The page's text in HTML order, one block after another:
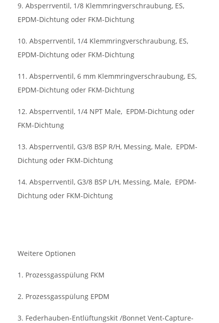
9. Absperrventil, 1/8 Klemmringverschraubung, ES,
EPDM-Dichtung oder FKM-Dichtung
10. Absperrventil, 1/4 Klemmringverschraubung, ES,
EPDM-Dichtung oder FKM-Dichtung
11. Absperrventil, 6 mm Klemmringverschraubung, ES,
EPDM-Dichtung oder FKM-Dichtung
12. Absperrventil, 1/4 NPT Male, EPDM-Dichtung oder
FKM-Dichtung
13. Absperrventil, G3/8 BSP R/H, Messing, Male, EPDM-
Dichtung oder FKM-Dichtung
14. Absperrventil, G3/8 BSP L/H, Messing, Male, EPDM-
Dichtung oder FKM-Dichtung
Weitere Optionen
1. Prozessgasspülung FKM
2. Prozessgasspülung EPDM
3. Federhauben-Entlüftungskit /Bonnet Vent-Capture-